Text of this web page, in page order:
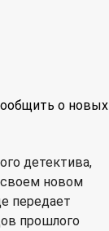
о новых
детектива,
новом
передает
прошлого